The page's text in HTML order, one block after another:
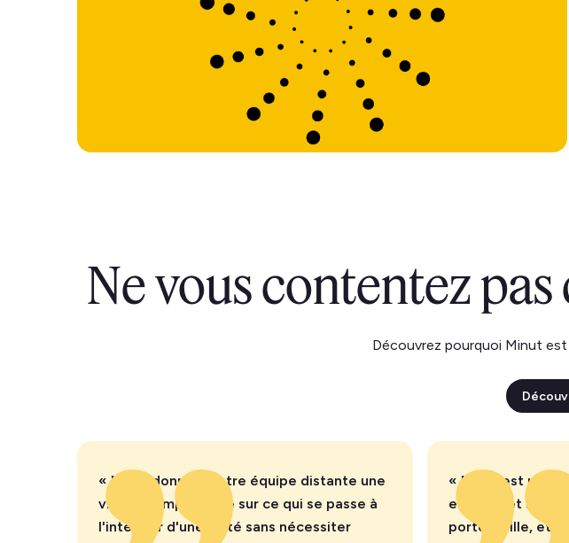
Ne vous contentez
Découvrez pourquoi Minut
« Minut donne à notre équipe distante une
visibilité importante sur ce qui se passe à
l'intérieur d'une unité sans nécessiter
« Minut est
en page et
portefeuille, et il